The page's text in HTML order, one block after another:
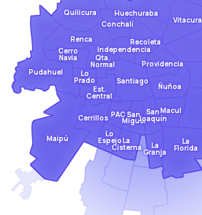
Maipú
Cerrillos
Est.
Central
Pudahuel Lo
Prado
Cerro
Navia
Santiago
Renca
Qta.
Normal
Recoleta
Independencia
Quilicura
Conchalí
La
Cisterna
Lo
Espejo
PACSan
Miguel
La
Granja
San
Joaquín
Providencia
Ñuñoa
Macul
La
Florida
Vitacura
Huechuraba